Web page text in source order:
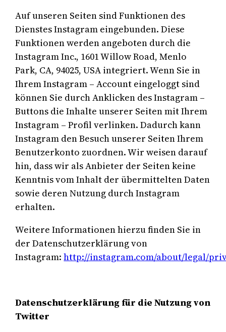
Auf unseren Seiten sind Funktionen des
Dienstes Instagram eingebunden. Diese
Funktionen werden angeboten durch die
Instagram Inc., 1601 Willow Road, Menlo
Park, CA, 94025, USA integriert. Wenn Sie in
Ihrem Instagram – Account eingeloggt sind
können Sie durch Anklicken des Instagram –
Buttons die Inhalte unserer Seiten mit Ihrem
Instagram – Profil verlinken. Dadurch kann
Instagram den Besuch unserer Seiten Ihrem
Benutzerkonto zuordnen. Wir weisen darauf
hin, dass wir als Anbieter der Seiten keine
Kenntnis vom Inhalt der übermittelten Daten
sowie deren Nutzung durch Instagram
erhalten.
Weitere Informationen hierzu finden Sie in
der Datenschutzerklärung von
Instagram:http://instagram.com/about/legal/
Datenschutzerklärung für die Nutzung von
Twitter